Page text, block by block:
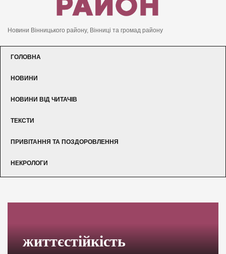
Новини Вінницького району, Вінниці та громад району
ГОЛОВНА
НОВИНИ
НОВИНИ ВІД ЧИТАЧІВ
ТЕКСТИ
ПРИВІТАННЯ ТА ПОЗДОРОВЛЕННЯ
НЕКРОЛОГИ
життєстійкість